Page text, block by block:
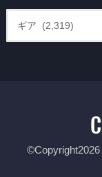
©Copyright2026